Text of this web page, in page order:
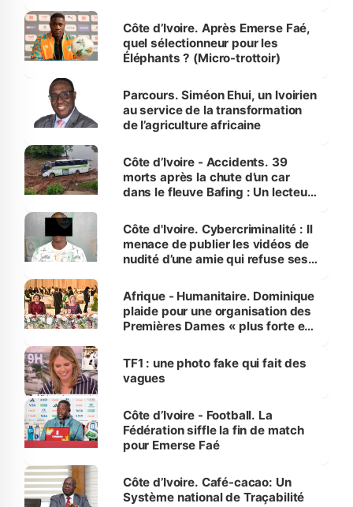
Côte d’Ivoire. Après Emerse Faé,
quel sélectionneur pour les
Éléphants ? (Micro-trottoir)
Parcours. Siméon Ehui, un Ivoirien
au service de la transformation
de l’agriculture africaine
Côte d’Ivoire - Accidents. 39
morts après la chute d’un car
dans le fleuve Bafing : Un lecteur
des Transports
Côte d'Ivoire. Cybercriminalité : Il
menace de publier les vidéos de
nudité d’une amie qui refuse ses
Afrique - Humanitaire. Dominique
plaide pour une organisation des
Premières Dames « plus forte et
sur la scène internationale »
TF1 : une photo fake qui fait des
vagues
Côte d’Ivoire - Football. La
Fédération siffle la fin de match
pour Emerse Faé
Côte d’Ivoire. Café-cacao: Un
Système national de Traçabilité